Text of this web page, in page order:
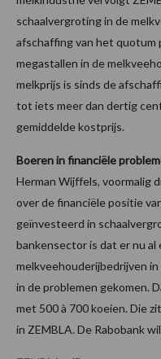
schaalvergroting in de
afschaffing van het quotum
megastallen in de
melkprijs is sinds de
tot iets meer dan dertig
gemiddelde kostprijs.
Boeren in financiële
Herman Wijffels, voormalig
over de financiële positie
geïnvesteerd in
bankensector is dat er nu al
melkveehouderijbedrijven
in de problemen gekomen.
met 500 à 700 koeien. Die
in ZEMBLA. De Rabobank